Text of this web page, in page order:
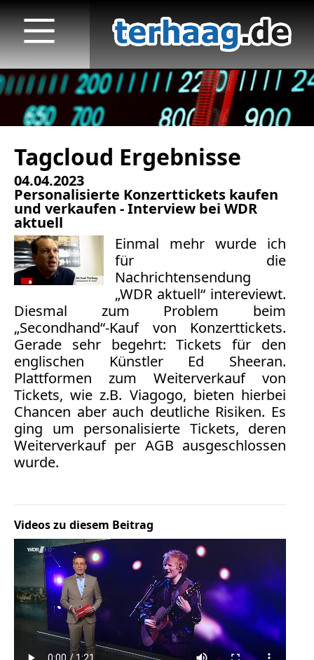
Tagcloud Ergebnisse
04.04.2023
Personalisierte Konzerttickets kaufen
und verkaufen - Interview bei WDR
aktuell
Einmal mehr wurde ich
für die
Nachrichtensendung
„WDR aktuell“ intereviewt.
Diesmal zum Problem beim
„Secondhand“-Kauf von Konzerttickets.
Gerade sehr begehrt: Tickets für den
englischen Künstler Ed Sheeran.
Plattformen zum Weiterverkauf von
Tickets, wie z.B. Viagogo, bieten hierbei
Chancen aber auch deutliche Risiken. Es
ging um personalisierte Tickets, deren
Weiterverkauf per AGB ausgeschlossen
wurde.
Videos zu diesem Beitrag
Startseite
Veröffentlichungen
TV
Radio
print & online
Bücher
Vita
Kontakt
Datenschutz
Abmahnung
Aktuelle
Stunde
BGH
Beleidigung
Datenschutz
Ebay
Facebook
Fotorecht